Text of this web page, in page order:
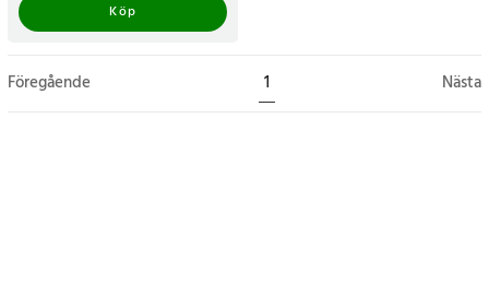
Köp
Föregående 1 Nästa